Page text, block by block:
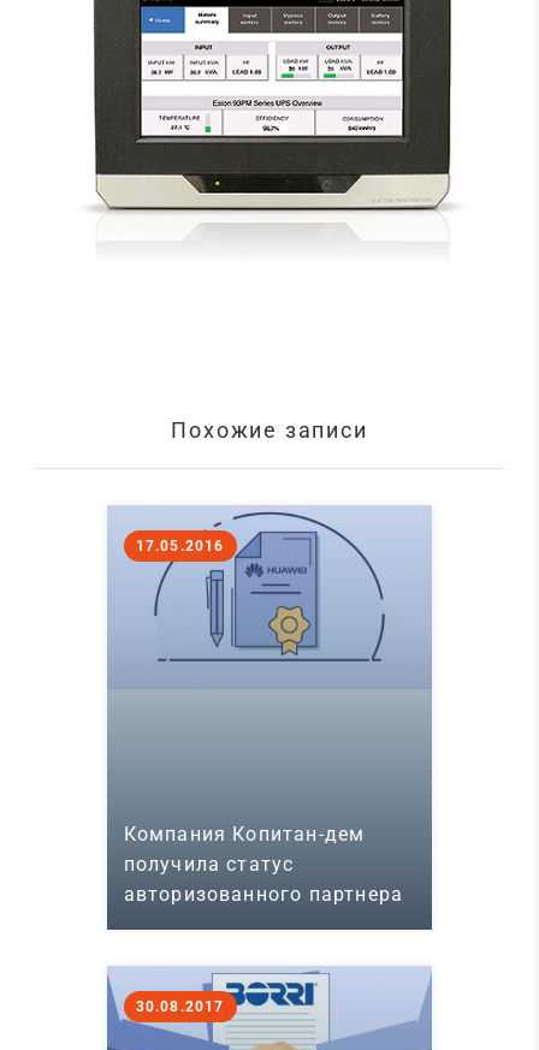
Похожие записи
Компания Копитан-дем
получила статус
авторизованного партнера
компании Huawei
17.05.2016
30.08.2017